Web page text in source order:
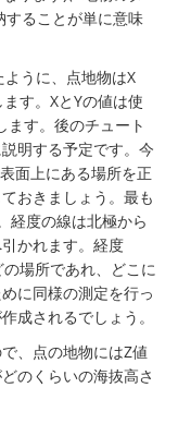
することが単に意味
ように、点地物はX
す。XとYの値は使
ます。後のチュート
明する予定です。今
面上にある場所を正
おきましょう。最も
経度の線は北極から
かれます。経度
の場所であれ、どこに
に同様の測定を行っ
成されるでしょう。
、点の地物にはZ値
のくらいの海抜高さ